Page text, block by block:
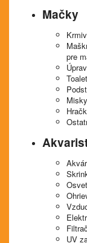
Mačky
pre
Misky
UV